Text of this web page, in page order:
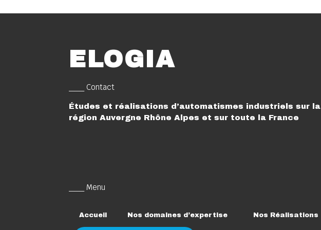
ELOGIA
___ Contact
Études et réalisations d’automatismes industriels sur la
région Auvergne Rhône Alpes et sur toute la France
___ Menu
Accueil Nos domaines d’expertise Nos Réalisations